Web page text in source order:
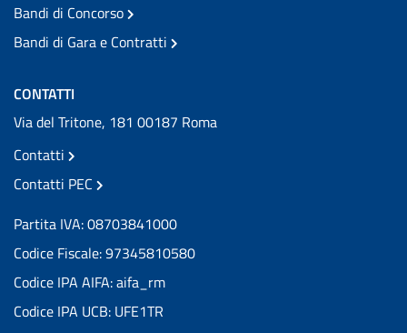
Bandi di Concorso
Bandi di Gara e Contratti
CONTATTI
Via del Tritone, 181 00187 Roma
Contatti
Contatti PEC
Partita IVA: 08703841000
Codice Fiscale: 97345810580
Codice IPA AIFA: aifa_rm
Codice IPA UCB: UFE1TR